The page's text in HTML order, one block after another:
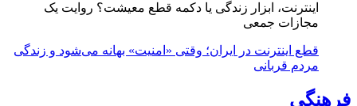
اینترنت، ابزار زندگی یا دکمه قطع معیشت؟ روایت یک
مجازات جمعی
قطع اینترنت در ایران؛ وقتی «امنیت» بهانه می‌شود و زندگی
مردم قربانی
فرهنگی